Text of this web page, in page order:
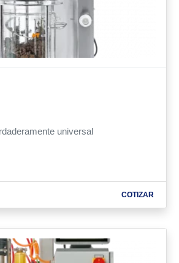
universal
COTIZAR